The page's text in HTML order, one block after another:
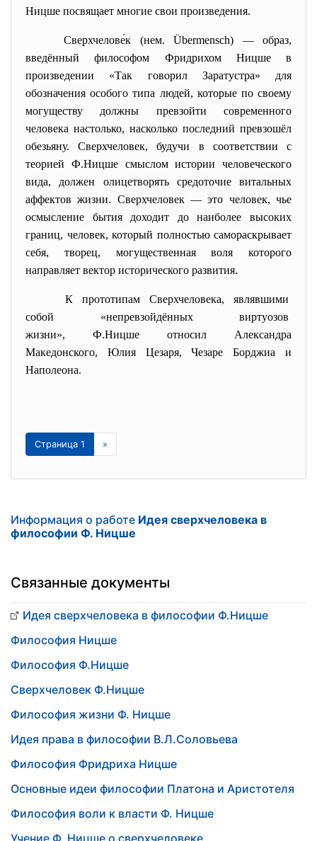
Ницше посвящает многие свои произведения.
Сверхчелове́к (нем. Übermensch) — образ,
введённый философом Фридрихом Ницше в
произведении «Так говорил Заратустра» для
обозначения особого типа людей, которые по своему
могуществу должны превзойти современного
человека настолько, насколько последний превзошёл
обезьяну. Сверхчеловек, будучи в соответствии с
теорией Ф.Ницше смыслом истории человеческого
вида, должен олицетворять средоточие витальных
аффектов жизни. Сверхчеловек — это человек, чье
осмысление бытия доходит до наиболее высоких
границ, человек, который полностью самораскрывает
себя, творец, могущественная воля которого
направляет вектор исторического развития.
К прототипам Сверхчеловека, являвшими
собой «непревзойдённых виртуозов
жизни», Ф.Ницше относил Александра
Македонского, Юлия Цезаря,Чезаре Борджиаи
Наполеона.
Страница 1 »
Информация о работе Идея сверхчеловека в
философии Ф. Ницше
Связанные документы
Идея сверхчеловека в философии Ф.Ницше
Философия Ницше
Философия Ф.Ницше
Сверхчеловек Ф.Ницше
Философия жизни Ф. Ницше
Идея права в философии В.Л.Соловьева
Философия Фридриха Ницше
Основные идеи философии Платона и Аристотеля
Философия воли к власти Ф. Ницше
Учение Ф. Ницше о сверхчеловеке